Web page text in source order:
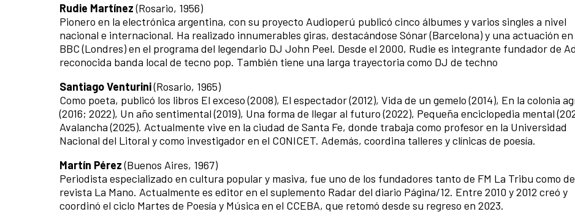
Rudie Martínez(Rosario, 1956)
Pionero en la electrónica argentina, con su proyecto Audioperú publicó cinco álbumes y varios singles a nivel
nacional e internacional. Ha realizado innumerables giras, destacándose Sónar (Barcelona) y una actuación en
BBC (Londres) en el programa del legendario DJ John Peel. Desde el 2000, Rudie es integrante fundador de
reconocida banda local de tecno pop. También tiene una larga trayectoria como DJ de techno
Santiago Venturini(Rosario, 1965)
Como poeta, publicó los libros El exceso (2008), El espectador (2012), Vida de un gemelo (2014), En la colonia
(2016; 2022), Un año sentimental (2019), Una forma de llegar al futuro (2022), Pequeña enciclopedia mental
Avalancha (2025). Actualmente vive en la ciudad de Santa Fe, donde trabaja como profesor en la Universidad
Nacional del Litoral y como investigador en el CONICET. Además, coordina talleres y clínicas de poesía.
Martín Pérez(Buenos Aires, 1967)
Periodista especializado en cultura popular y masiva, fue uno de los fundadores tanto de FM La Tribu como
revista La Mano. Actualmente es editor en el suplemento Radar del diario Página/12. Entre 2010 y 2012 creó y
coordinó el ciclo Martes de Poesía y Música en el CCEBA, que retomó desde su regreso en 2023.